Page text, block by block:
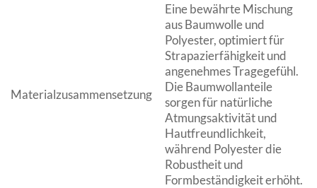
Materialzusammensetzung
Eine bewährte Mischung
aus Baumwolle und
Polyester, optimiert für
Strapazierfähigkeit und
angenehmes Tragegefühl.
Die Baumwollanteile
sorgen für natürliche
Atmungsaktivität und
Hautfreundlichkeit,
während Polyester die
Robustheit und
Formbeständigkeit erhöht.